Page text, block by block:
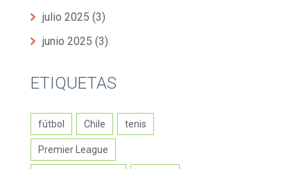
julio 2025 (3)
junio 2025 (3)
ETIQUETAS
fútbol Chile tenis
Premier League